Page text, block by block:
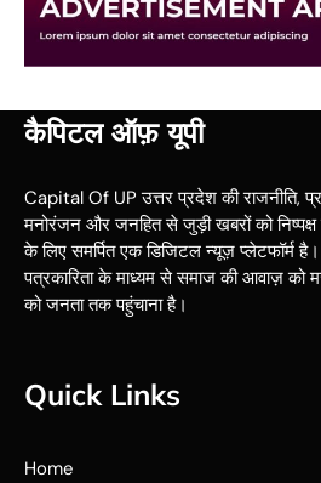
कैपिटल ऑफ़ यूपी
Capital Of UP उत्तर प्रदेश की राजनीति,
मनोरंजन और जनहित से जुड़ी खबरों को
के लिए समर्पित एक डिजिटल न्यूज़ प्लेटफॉर्म है।
पत्रकारिता के माध्यम से समाज की आवाज़ को
को जनता तक पहुंचाना है।
Quick Links
Home